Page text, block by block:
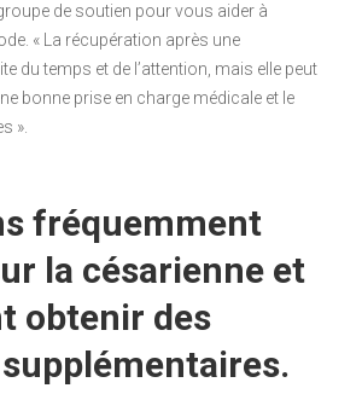
de soutien pour vous aider à
« La récupération après une
du temps et de l’attention, mais elle peut
bonne prise en charge médicale et le
».
fréquemment
la césarienne et
obtenir des